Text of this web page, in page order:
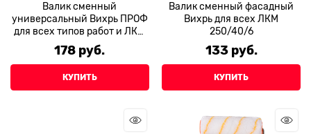
Валик сменный
универсальный Вихрь ПРОФ
для всех типов работ и ЛКМ
250/48/8
178 руб.
КУПИТЬ
Валик сменный фасадный
Вихрь для всех ЛКМ
250/40/6
133 руб.
КУПИТЬ